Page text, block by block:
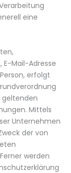
eine
E-Mail-Adresse
erfolgt
Mittels
Unternehmen
der von
werden